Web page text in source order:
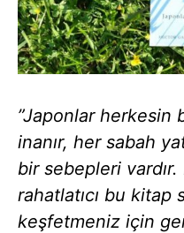
”Japonlar herkesin
inanır, her sabah
bir sebepleri
rahatlatıcı bu
keşfetmeniz için